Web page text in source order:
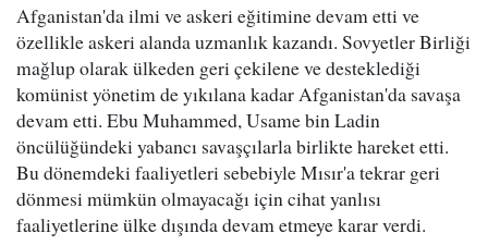
Afganistan'da ilmi ve askeri eğitimine devam etti ve
özellikle askeri alanda uzmanlık kazandı. Sovyetler Birliği
mağlup olarak ülkeden geri çekilene ve desteklediği
komünist yönetim de yıkılana kadar Afganistan'da savaşa
devam etti. Ebu Muhammed, Usame bin Ladin
öncülüğündeki yabancı savaşçılarla birlikte hareket etti.
Bu dönemdeki faaliyetleri sebebiyle Mısır'a tekrar geri
dönmesi mümkün olmayacağı için cihat yanlısı
faaliyetlerine ülke dışında devam etmeye karar verdi.